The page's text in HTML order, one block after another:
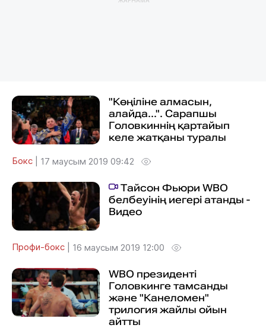
"Көңіліне алмасын,
алайда...". Сарапшы
Головкиннің қартайып
келе жатқаны туралы
Бокс 17 маусым 2019 09:42
Тайсон Фьюри WBО
белбеуінің иегері атанды -
Видео
Профи-бокс 16 маусым 2019 12:00
WBO президенті
Головкинге тамсанды
және "Канеломен"
трилогия жайлы ойын
айтты